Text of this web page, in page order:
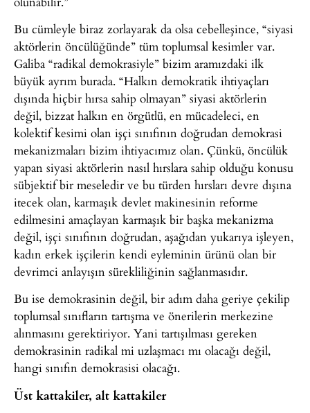
Bu cümleyle biraz zorlayarak da olsa cebelleşince, “siyasi
aktörlerin öncülüğünde” tüm toplumsal kesimler var.
Galiba “radikal demokrasiyle” bizim aramızdaki ilk
büyük ayrım burada. “Halkın demokratik ihtiyaçları
dışında hiçbir hırsa sahip olmayan” siyasi aktörlerin
değil, bizzat halkın en örgütlü, en mücadeleci, en
kolektif kesimi olan işçi sınıfının doğrudan demokrasi
mekanizmaları bizim ihtiyacımız olan. Çünkü, öncülük
yapan siyasi aktörlerin nasıl hırslara sahip olduğu konusu
sübjektif bir meseledir ve bu türden hırsları devre dışına
itecek olan, karmaşık devlet makinesinin reforme
edilmesini amaçlayan karmaşık bir başka mekanizma
değil, işçi sınıfının doğrudan, aşağıdan yukarıya işleyen,
kadın erkek işçilerin kendi eyleminin ürünü olan bir
devrimci anlayışın sürekliliğinin sağlanmasıdır.
Bu ise demokrasinin değil, bir adım daha geriye çekilip
toplumsal sınıfların tartışma ve önerilerin merkezine
alınmasını gerektiriyor. Yani tartışılması gereken
demokrasinin radikal mi uzlaşmacı mı olacağı değil,
hangi sınıfın demokrasisi olacağı.
Üst kattakiler, alt kattakiler